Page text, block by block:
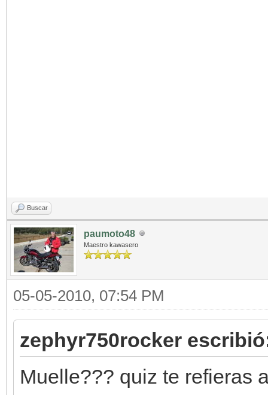
Buscar
paumoto48
Maestro kawasero
05-05-2010, 07:54 PM
zephyr750rocker
Muelle??? quiz te refieras